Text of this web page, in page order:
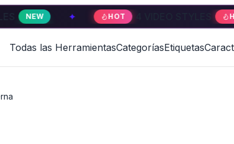
HOT 4 VIDEO STYLES ✦
Todas las HerramientasCategoríasEtiquetas